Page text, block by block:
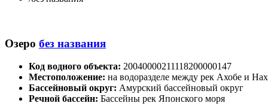
Озеро без названия
Код водного объекта: 20040000211118200000147
Местоположение: на водоразделе между рек Ахобе и
Бассейновый округ: Амурский бассейновый округ
Речной бассейн: Бассейны рек Японского моря